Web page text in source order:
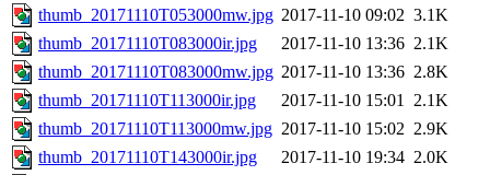
thumb_20171110T053000mw.jpg 2017-11-10 09:02 3.1K
thumb_20171110T083000ir.jpg
2017-11-10 13:36 2.1K
thumb_20171110T083000mw.jpg 2017-11-10 13:36 2.8K
thumb_20171110T113000ir.jpg
2017-11-10 15:01 2.1K
thumb_20171110T113000mw.jpg 2017-11-10 15:02 2.9K
thumb_20171110T143000ir.jpg
2017-11-10 19:34 2.0K